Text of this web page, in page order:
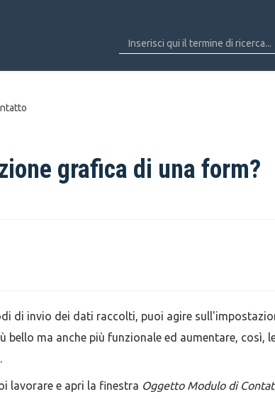
grafica di una form?
di invio dei dati raccolti, puoi agire
ma anche più funzionale ed aumentare, così,
lavorare e apri la finestra Oggetto Modulo di